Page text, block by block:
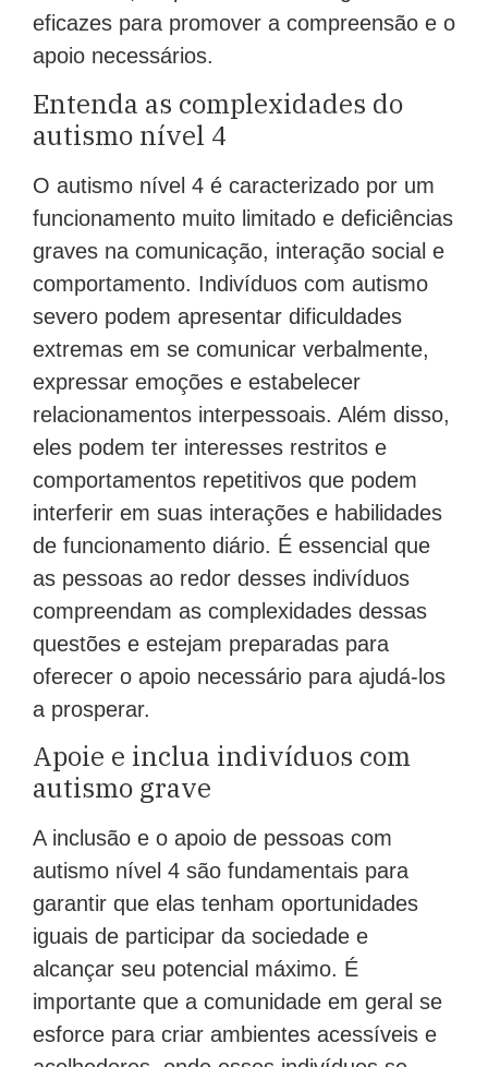
eficazes para promover a compreensão e o
apoio necessários.
Entenda as complexidades do
autismo nível 4
O autismo nível 4 é caracterizado por um
funcionamento muito limitado e deficiências
graves na comunicação, interação social e
comportamento. Indivíduos com autismo
severo podem apresentar dificuldades
extremas em se comunicar verbalmente,
expressar emoções e estabelecer
relacionamentos interpessoais. Além disso,
eles podem ter interesses restritos e
comportamentos repetitivos que podem
interferir em suas interações e habilidades
de funcionamento diário. É essencial que
as pessoas ao redor desses indivíduos
compreendam as complexidades dessas
questões e estejam preparadas para
oferecer o apoio necessário para ajudá-los
a prosperar.
Apoie e inclua indivíduos com
autismo grave
A inclusão e o apoio de pessoas com
autismo nível 4 são fundamentais para
garantir que elas tenham oportunidades
iguais de participar da sociedade e
alcançar seu potencial máximo. É
importante que a comunidade em geral se
esforce para criar ambientes acessíveis e
acolhedores, onde esses indivíduos se